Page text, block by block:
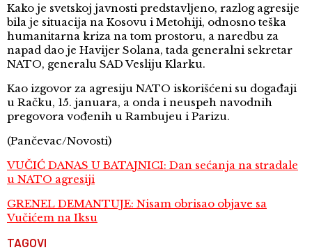
Kako je svetskoj javnosti predstavljeno, razlog agresije
bila je situacija na Kosovu i Metohiji, odnosno teška
humanitarna kriza na tom prostoru, a naredbu za
napad dao je Havijer Solana, tada generalni sekretar
NATO, generalu SAD Vesliju Klarku.
Kao izgovor za agresiju NATO iskorišćeni su događaji
u Račku, 15. januara, a onda i neuspeh navodnih
pregovora vođenih u Rambujeu i Parizu.
(Pančevac/Novosti)
VUČIĆ DANAS U BATAJNICI: Dan sećanja na stradale
u NATO agresiji
GRENEL DEMANTUJE: Nisam obrisao objave sa
Vučićem na Iksu
TAGOVI